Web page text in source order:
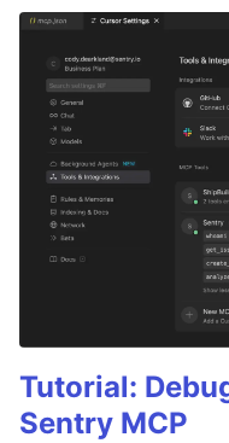
Tutorial:
Sentry MCP